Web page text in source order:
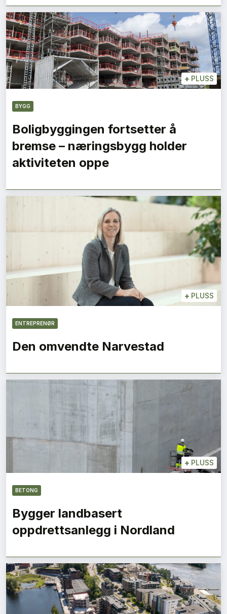
+ PLUSS
BYGG
Boligbyggingen fortsetter å
bremse – næringsbygg holder
aktiviteten oppe
+ PLUSS
ENTREPRENØR
Den omvendte Narvestad
+ PLUSS
BETONG
Bygger landbasert
oppdrettsanlegg i Nordland